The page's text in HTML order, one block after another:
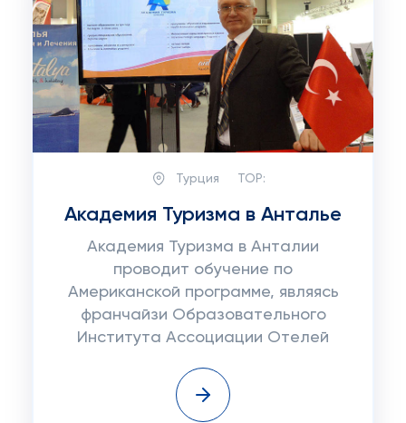
Турция TOP:
Академия Туризма в Анталье
Академия Туризма в Анталии
проводит обучение по
Американской программе, являясь
франчайзи Образовательного
Института Ассоциации Отелей